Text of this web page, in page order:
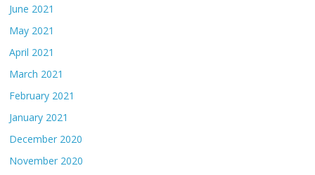
June 2021
May 2021
April 2021
March 2021
February 2021
January 2021
December 2020
November 2020